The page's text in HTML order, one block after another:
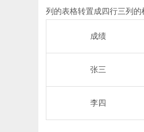
列的表格转置成四行三列
成绩
张三
李四